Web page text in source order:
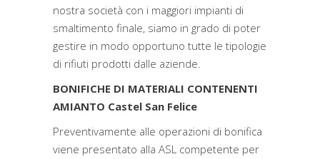
nostra società con i maggiori impianti di
smaltimento finale, siamo in grado di poter
gestire in modo opportuno tutte le tipologie
di rifiuti prodotti dalle aziende.
BONIFICHE DI MATERIALI CONTENENTI
AMIANTO Castel San Felice
Preventivamente alle operazioni di bonifica
viene presentato alla ASL competente per